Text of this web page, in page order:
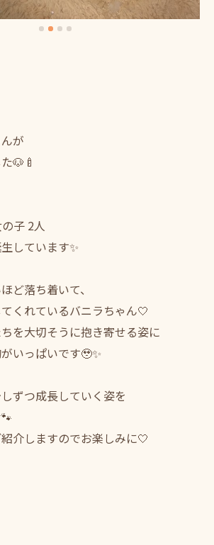
が
🐶🍼
子 2人
しています✨
ど落ち着いて、
くれているバニラちゃん🤍
を大切そうに抱き寄せる姿に
いっぱいです🥹✨
ずつ成長していく姿を
介しますのでお楽しみに🤍